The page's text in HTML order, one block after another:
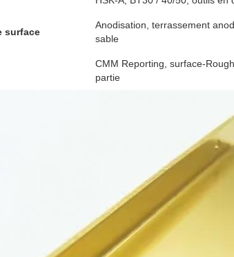
surface
Anodisation, terrassement
sable
CMM Reporting, surface-
partie